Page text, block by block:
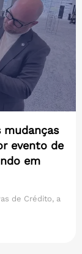
mudanças
evento de
em
de Crédito, a